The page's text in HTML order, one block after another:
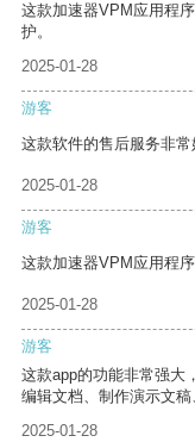
这款加速器VPM应用程
护。
2025-01-28
游客
这款软件的售后服务非常
2025-01-28
游客
这款加速器VPM应用程
2025-01-28
游客
这款app的功能非常强大
编辑文档、制作演示文稿
2025-01-28